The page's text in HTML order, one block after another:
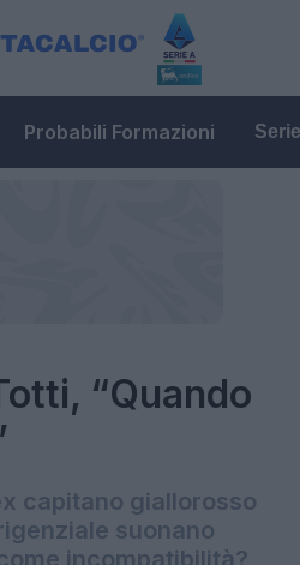
Probabili Formazioni
“Quando
capitano giallorosso
suonano
incompatibilità?